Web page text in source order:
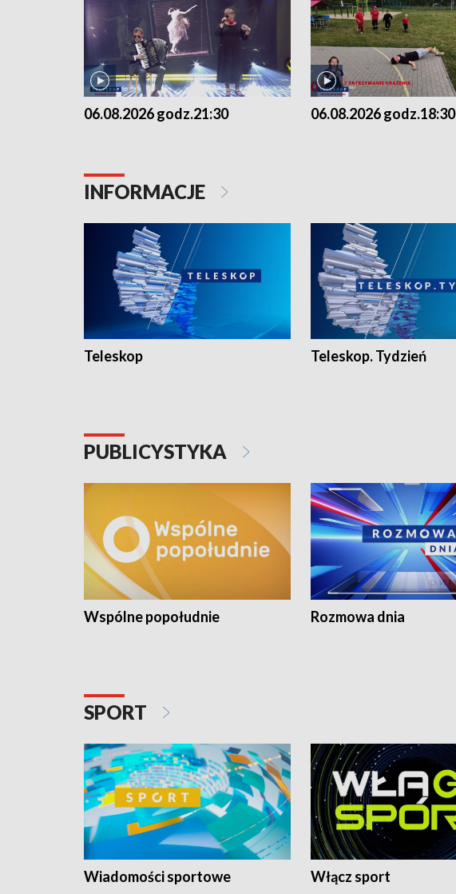
06.08.2026 godz.21:30 06.08.2026 godz.18:30
INFORMACJE
Teleskop Teleskop. Tydzień
PUBLICYSTYKA
Wspólne popołudnie Rozmowa dnia
SPORT
Wiadomości sportowe Włącz sport